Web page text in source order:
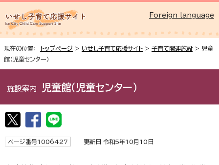
Foreign language
現在の位置： トップページ > いせし子育て応援サイト > 子育て関連施設 > 児童
館（児童センター）
施設案内 児童館（児童センター）
ページ番号1006427 更新日 令和5年10月10日